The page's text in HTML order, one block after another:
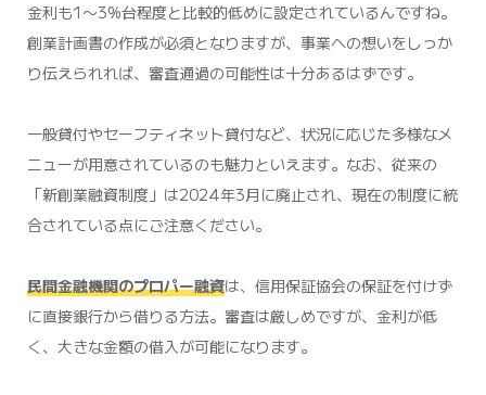
金利も1〜3%台程度と比較的低めに設定されているんですね。
創業計画書の作成が必須となりますが、事業への想いをしっか
り伝えられれば、審査通過の可能性は十分あるはずです。
一般貸付やセーフティネット貸付など、状況に応じた多様なメ
ニューが用意されているのも魅力といえます。なお、従来の
「新創業融資制度」は2024年3月に廃止され、現在の制度に統
合されている点にご注意ください。
民間金融機関のプロパー融資は、信用保証協会の保証を付けず
に直接銀行から借りる方法。審査は厳しめですが、金利が低
く、大きな金額の借入が可能になります。